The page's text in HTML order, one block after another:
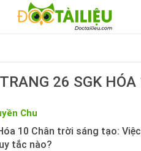
26 SGK
Chu
10 Chân trời sáng tạo:
tắc nào?